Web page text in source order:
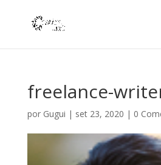
freelance-
por Gugui | set 23, 2020 | 0